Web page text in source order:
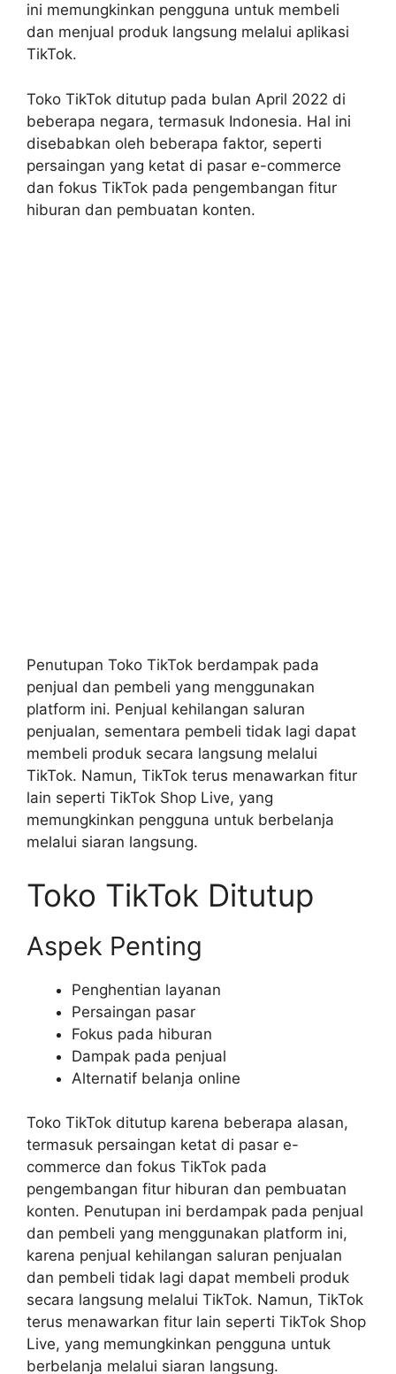
ini memungkinkan pengguna untuk membeli
dan menjual produk langsung melalui aplikasi
TikTok.
Toko TikTok ditutup pada bulan April 2022 di
beberapa negara, termasuk Indonesia. Hal ini
disebabkan oleh beberapa faktor, seperti
persaingan yang ketat di pasar e-commerce
dan fokus TikTok pada pengembangan fitur
hiburan dan pembuatan konten.
Penutupan Toko TikTok berdampak pada
penjual dan pembeli yang menggunakan
platform ini. Penjual kehilangan saluran
penjualan, sementara pembeli tidak lagi dapat
membeli produk secara langsung melalui
TikTok. Namun, TikTok terus menawarkan fitur
lain seperti TikTok Shop Live, yang
memungkinkan pengguna untuk berbelanja
melalui siaran langsung.
Toko TikTok Ditutup
Aspek Penting
Penghentian layanan
Persaingan pasar
Fokus pada hiburan
Dampak pada penjual
Alternatif belanja online
Toko TikTok ditutup karena beberapa alasan,
termasuk persaingan ketat di pasar e-
commerce dan fokus TikTok pada
pengembangan fitur hiburan dan pembuatan
konten. Penutupan ini berdampak pada penjual
dan pembeli yang menggunakan platform ini,
karena penjual kehilangan saluran penjualan
dan pembeli tidak lagi dapat membeli produk
secara langsung melalui TikTok. Namun, TikTok
terus menawarkan fitur lain seperti TikTok Shop
Live, yang memungkinkan pengguna untuk
berbelanja melalui siaran langsung.